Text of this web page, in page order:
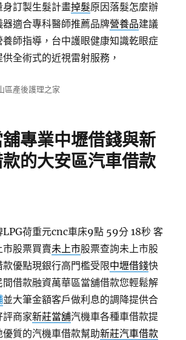
訂製生髮計畫掉髮原因落髮怎麼辦
適合專科醫師推薦品牌營養品建議
師指導，台中護眼健康知識乾眼症
供全術式的近視雷射服務，
區產後護理之家
專業中壢借錢與新
的大安區汽車借款
LPG荷重元cnc車床9點 59分 18秒客
市股票買賣未上市股票查詢未上市股
優點現銀行高門檻受限中壢借錢快
借款融資萬華區當舖借款您輕鬆解
並大筆金額客戶做利息的調降提供合
評商家新莊當舖汽機車各種車借款提
質的汽機車借款幫助新莊汽車借款